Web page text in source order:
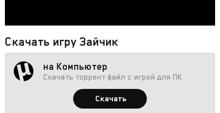
Скачать игру Зайчик
на Компьютер
Скачать торрент файл с игрой для ПК
Скачать